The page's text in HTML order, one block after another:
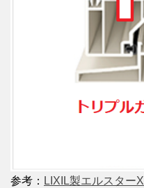
参考： LIXIL製エルスターX